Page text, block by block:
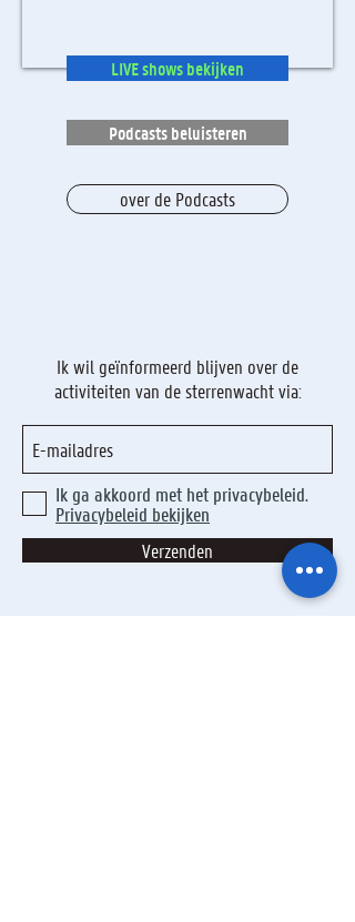
LIVE shows bekijken
Podcasts beluisteren
over de Podcasts
Ik wil geïnformeerd blijven over de
activiteiten van de sterrenwacht via:
Ik ga akkoord met het privacybeleid.
Privacybeleid bekijken
Verzenden